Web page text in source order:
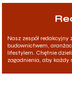
Nasz zespół
budownictwem,
lifestylem. Chętnie
zagadnienia, aby każdy